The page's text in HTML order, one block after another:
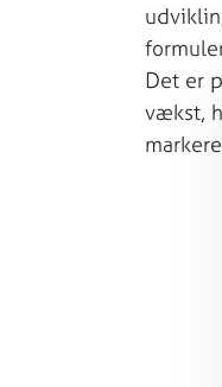
Det er
vækst,